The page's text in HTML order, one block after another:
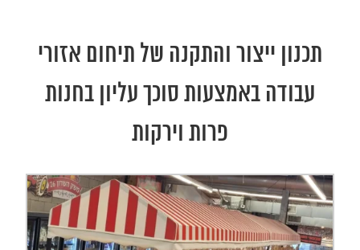
תכנון ייצור והתקנה של תיחום אזורי
עבודה באמצעות סוכך עליון בחנות
פרות וירקות